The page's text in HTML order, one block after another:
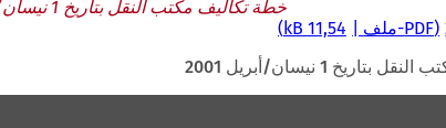
خطة تكاليف مكتب النقل بتاريخ 1 نيسان/أبريل 2001
PDF-ملف 11,54 kB
1 نيسان/أبريل 2001